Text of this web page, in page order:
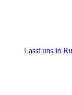
Lasst uns in